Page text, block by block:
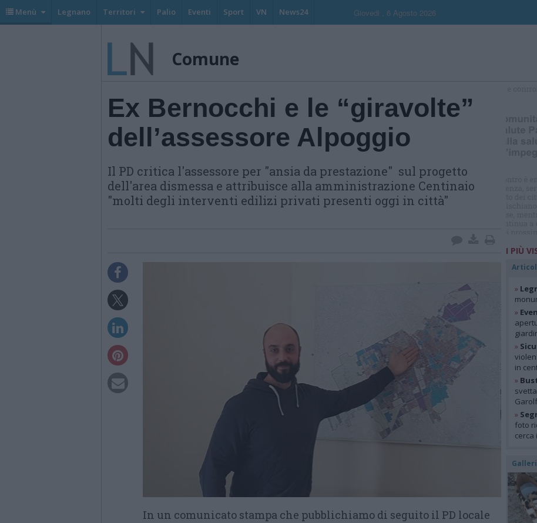
Menù Legnano Territori Palio Eventi Sport VN News24 Giovedi , 6 Agosto 2026
Comune
Ex Bernocchi e le “giravolte”
dell’assessore Alpoggio
Il PD critica l'assessore per "ansia da prestazione" sul progetto
dell'area dismessa e attribuisce alla amministrazione Centinaio
"molti degli interventi edilizi privati presenti oggi in città"
In un comunicato stampa che pubblichiamo di seguito il PD locale
I PIÙ
»
»
»
in
»
»
foto
cerca